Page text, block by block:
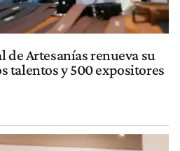
de Artesanías renueva su
talentos y 500 expositores